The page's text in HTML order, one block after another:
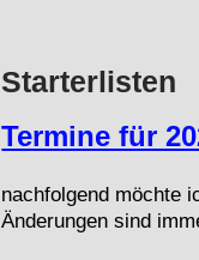
Starterlisten
Termine für
nachfolgend möchte
Änderungen sind